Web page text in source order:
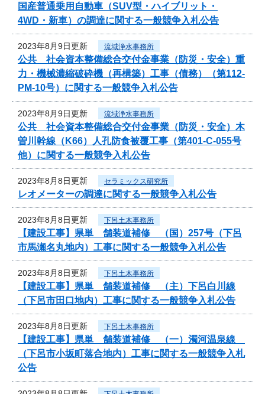
国産普通乗用自動車（SUV型・ハイブリット・
4WD・新車）の調達に関する一般競争入札公告
2023年8月9日更新 流域浄水事務所
公共 社会資本整備総合交付金事業（防災・安全）重
力・機械濃縮破砕機（再構築）工事（債務）（第112-
PM-10号）に関する一般競争入札公告
2023年8月9日更新 流域浄水事務所
公共 社会資本整備総合交付金事業（防災・安全）木
曽川幹線（K66）人孔防食被覆工事（第401-C-055号
他）に関する一般競争入札公告
2023年8月8日更新 セラミックス研究所
レオメーターの調達に関する一般競争入札公告
2023年8月8日更新 下呂土木事務所
【建設工事】県単 舗装道補修 （国）257号（下呂
市馬瀬名丸地内）工事に関する一般競争入札公告
2023年8月8日更新 下呂土木事務所
【建設工事】県単 舗装道補修 （主）下呂白川線
（下呂市田口地内）工事に関する一般競争入札公告
2023年8月8日更新 下呂土木事務所
【建設工事】県単 舗装道補修 （一）濁河温泉線
（下呂市小坂町落合地内）工事に関する一般競争入札
公告